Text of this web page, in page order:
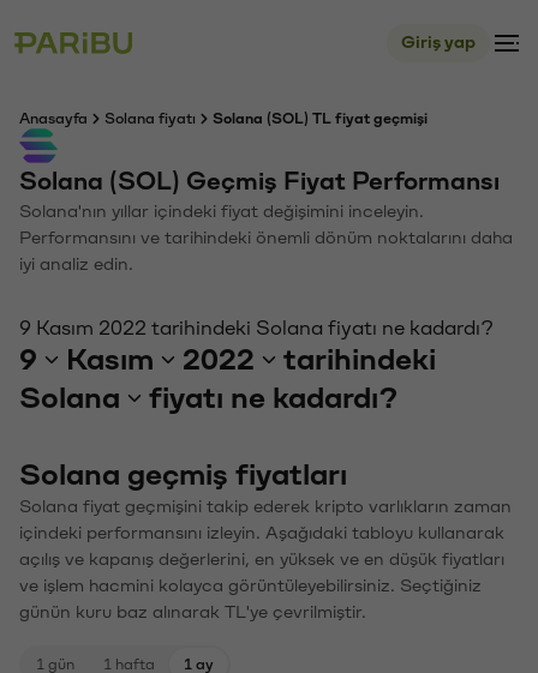
Giriş yap
Anasayfa Solana fiyatı Solana (SOL) TL fiyat geçmişi
Solana (SOL) Geçmiş Fiyat Performansı
Solana'nın yıllar içindeki fiyat değişimini inceleyin.
Performansını ve tarihindeki önemli dönüm noktalarını daha
iyi analiz edin.
9 Kasım 2022 tarihindeki Solana fiyatı ne kadardı?
9 Kasım 2022
tarihindeki
Solana
fiyatı ne kadardı?
Solana geçmiş fiyatları
Solana fiyat geçmişini takip ederek kripto varlıkların zaman
içindeki performansını izleyin. Aşağıdaki tabloyu kullanarak
açılış ve kapanış değerlerini, en yüksek ve en düşük fiyatları
ve işlem hacmini kolayca görüntüleyebilirsiniz. Seçtiğiniz
günün kuru baz alınarak TL'ye çevrilmiştir.
1 gün 1 hafta 1 ay